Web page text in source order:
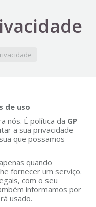
de uso
nós. É política da GP
a sua privacidade
que possamos
quando
fornecer um serviço.
com o seu
informamos por
usado.